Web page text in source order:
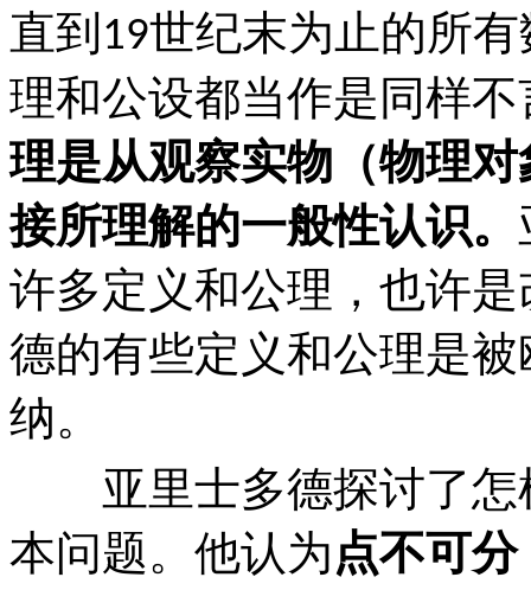
直到 19世纪末为止的所
理和公设都当作是同样
理是从观察实物（物理
接所理解的一般性认识。
许多定义和公理，也许
德的有些定义和公理是
纳。
亚里士多德探讨了怎
本问题。他认为点不可